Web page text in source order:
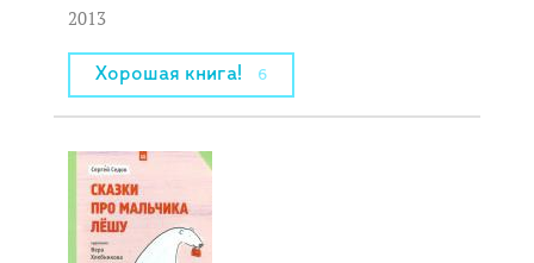
2013
Хорошая книга! 6